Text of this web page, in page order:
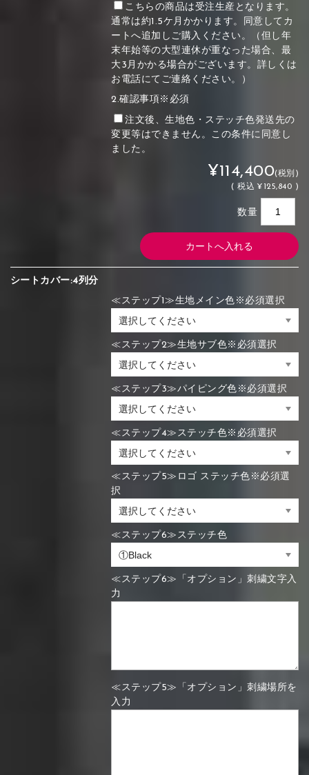
こちらの商品は受注生産となります。
通常は約1.5ケ月かかります。同意してカ
ートへ追加しご購入ください。（但し年
末年始等の大型連休が重なった場合、最
大3月かかる場合がございます。詳しくは
お電話にてご連絡ください。）
2.確認事項※必須
注文後、生地色・ステッチ色発送先の
変更等はできません。この条件に同意し
ました。
¥114,400(税別)
(税込 ¥125,840 )
数量
シートカバー:4列分
≪ステップ1≫生地メイン色※必須選択
≪ステップ2≫生地サブ色※必須選択
≪ステップ3≫パイピング色※必須選択
≪ステップ4≫ステッチ色※必須選択
≪ステップ5≫ロゴ ステッチ色※必須選
択
≪ステップ6≫ステッチ色
≪ステップ6≫「オプション」刺繍文字入
力
≪ステップ5≫「オプション」刺繍場所を
入力